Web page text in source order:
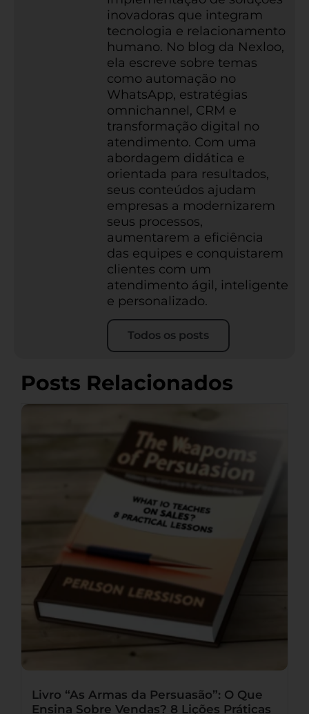
inovadoras que integram
tecnologia e relacionamento
humano. No blog da Nexloo,
ela escreve sobre temas
como automação no
WhatsApp, estratégias
omnichannel, CRM e
transformação digital no
atendimento. Com uma
abordagem didática e
orientada para resultados,
seus conteúdos ajudam
empresas a modernizarem
seus processos,
aumentarem a eficiência
das equipes e conquistarem
clientes com um
atendimento ágil, inteligente
e personalizado.
Todos os posts
Posts Relacionados
Livro “As Armas da Persuasão”: O Que
Ensina Sobre Vendas? 8 Lições Práticas